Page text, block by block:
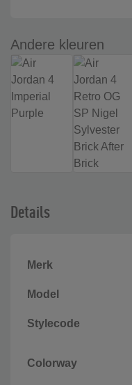
Andere kleuren
Details
Merk
Model
Stylecode
Colorway